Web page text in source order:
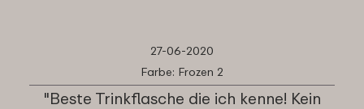
27-06-2020
Farbe: Frozen 2
"Beste Trinkflasche die ich kenne! Kein